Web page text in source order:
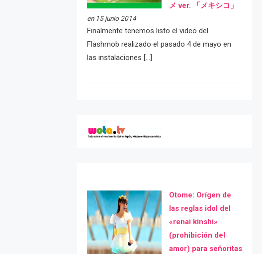
メ ver. 「メキシコ」
en 15 junio 2014
Finalmente tenemos listo el video del
Flashmob realizado el pasado 4 de mayo en
las instalaciones […]
Otome: Orígen de
las reglas idol del
«renai kinshi»
(prohibición del
amor) para señoritas